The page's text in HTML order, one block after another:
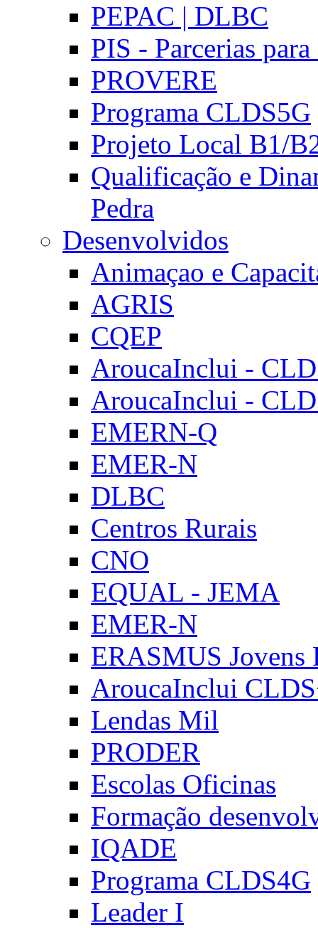
PEPAC | DLBC
PIS - Parcerias
PROVERE
Programa CLDS5G
Projeto Local B1/
Qualificação e
Pedra
Desenvolvidos
Animaçao e
AGRIS
CQEP
AroucaInclui -
AroucaInclui -
EMERN-Q
EMER-N
DLBC
Centros Rurais
CNO
EQUAL - JEMA
EMER-N
ERASMUS Jovens
AroucaInclui
Lendas Mil
PRODER
Escolas Oficinas
Formação
IQADE
Programa CLDS4G
Leader I